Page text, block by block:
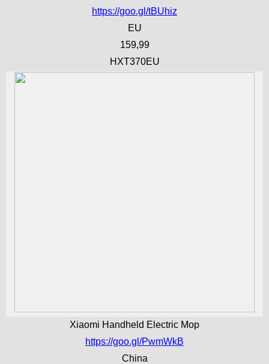
https://goo.gl/tBUhiz
EU
159,99
HXT370EU
Xiaomi Handheld Electric Mop
https://goo.gl/PwmWkB
China